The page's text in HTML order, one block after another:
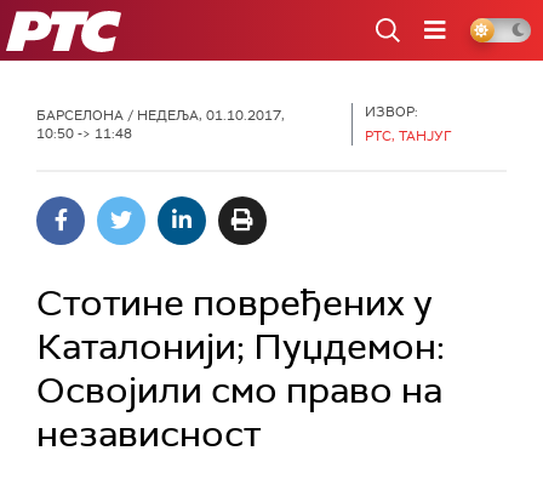
РТС
БАРСЕЛОНА / НЕДЕЉА, 01.10.2017,
10:50 -> 11:48
ИЗВОР:
РТС, TAНЈУГ
Стотине повређених у
Каталонији; Пуџдемон:
Освојили смо право на
независност